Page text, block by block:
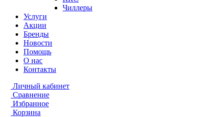
Чиллеры
Услуги
Акции
Бренды
Новости
Помощь
О нас
Контакты
Личный кабинет
Сравнение
Избранное
Корзина